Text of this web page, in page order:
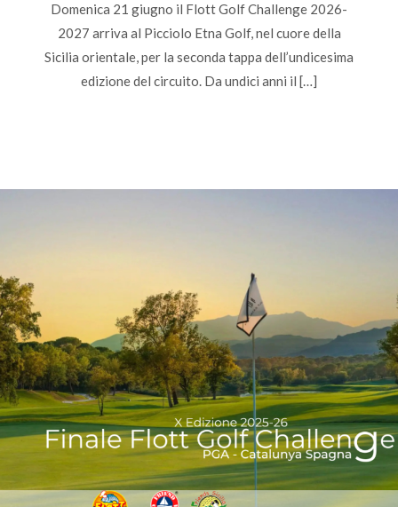
Domenica 21 giugno il Flott Golf Challenge 2026-
2027 arriva al Picciolo Etna Golf, nel cuore della
Sicilia orientale, per la seconda tappa dell’undicesima
edizione del circuito. Da undici anni il […]